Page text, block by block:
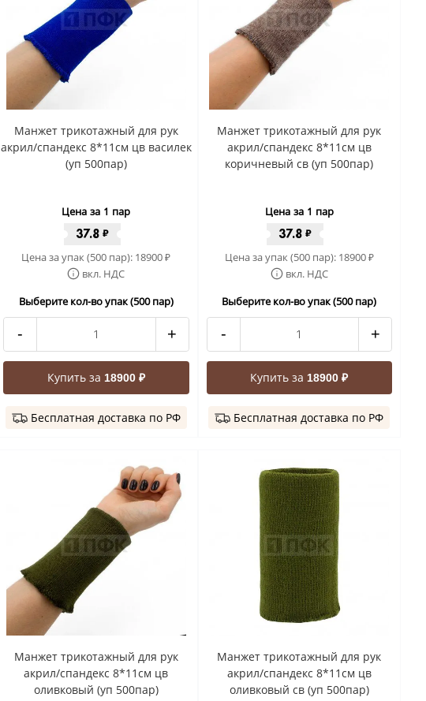
Манжет трикотажный для рук
акрил/спандекс 8*11см цв василек
(уп 500пар)
Цена за 1 пар
37.8 ₽
Цена за упак (500 пар): 18900₽
вкл. НДС
Выберите кол-во упак (500 пар)
- +
Купить за 18900 ₽
Бесплатная доставка по РФ
Манжет трикотажный для рук
акрил/спандекс 8*11см цв
коричневый св (уп 500пар)
Цена за 1 пар
37.8 ₽
Цена за упак (500 пар): 18900₽
вкл. НДС
Выберите кол-во упак (500 пар)
- +
Купить за 18900 ₽
Бесплатная доставка по РФ
Манжет трикотажный для рук
акрил/спандекс 8*11см цв
оливковый (уп 500пар)
Манжет трикотажный для рук
акрил/спандекс 8*11см цв
оливковый св (уп 500пар)